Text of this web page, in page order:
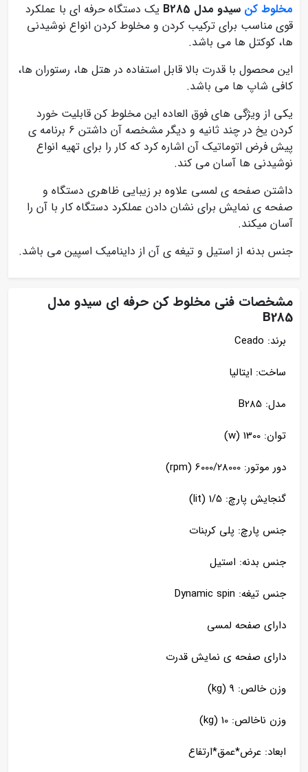
مخلوط کن سیدو مدل B285
یک دستگاه حرفه ای با عملکرد
قوی مناسب برای ترکیب کردن و مخلوط کردن انواع نوشیدنی
ها، کوکتل ها می باشد.
این محصول با قدرت بالا قابل استفاده در هتل ها، رستوران ها،
کافی شاپ ها می باشد.
یکی از ویژگی های فوق العاده این مخلوط کن قابلیت خورد
کردن یخ در چند ثانیه و دیگر مشخصه آن داشتن 6 برنامه ی
پیش فرض اتوماتیک آن اشاره کرد که کار را برای تهیه انواع
نوشیدنی ها آسان می کند.
داشتن صفحه ی لمسی علاوه بر زیبایی ظاهری دستگاه و
صفحه ی نمایش برای نشان دادن عملکرد دستگاه کار با آن را
آسان میکند.
جنس بدنه از استیل و تیغه ی آن از داینامیک اسپین می باشد.
مشخصات فنی مخلوط کن حرفه ای سیدو مدل
B285
برند: Ceado
ساخت: ایتالیا
مدل: B285
توان: 1300 (w)
دور موتور: 6000/28000 (rpm)
گنجایش پارچ: 1/5 (lit)
جنس پارچ: پلی کربنات
جنس بدنه: استیل
جنس تیغه: Dynamic spin
دارای صفحه لمسی
دارای صفحه ی نمایش قدرت
وزن خالص: 9 (kg)
وزن ناخالص: 10 (kg)
ابعاد: عرض*عمق*ارتفاع